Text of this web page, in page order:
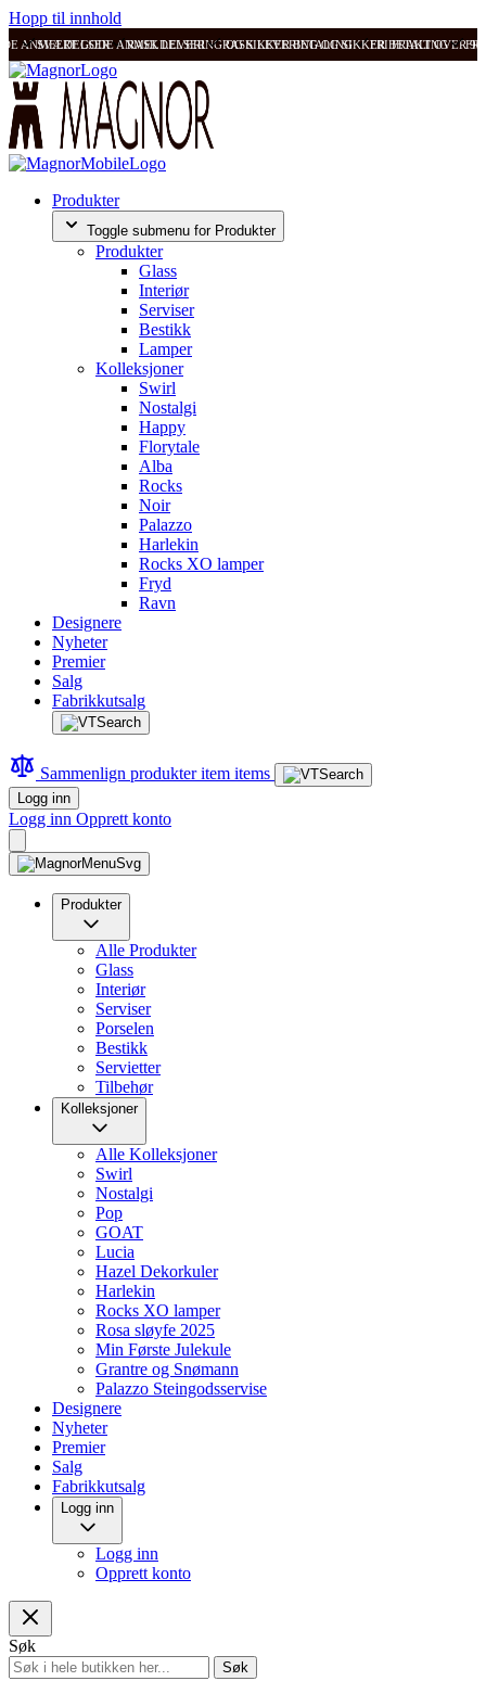
Hopp til innhold
ANMELDELSER RASK LEVERING OG SIKKER BETALING FRI FRAKT OVER
SVÆRT GODE ANMELDELSER RASK LEVERING OG SIKKER BETALING
Produkter
Toggle submenu for Produkter
Produkter
Glass
Interiør
Serviser
Bestikk
Lamper
Kolleksjoner
Swirl
Nostalgi
Happy
Florytale
Alba
Rocks
Noir
Palazzo
Harlekin
Rocks XO lamper
Fryd
Ravn
Designere
Nyheter
Premier
Salg
Fabrikkutsalg
Sammenlign produkteritem items
Logg inn
Logg inn Opprett konto
Produkter
Alle Produkter
Glass
Interiør
Serviser
Porselen
Bestikk
Servietter
Tilbehør
Kolleksjoner
Alle Kolleksjoner
Swirl
Nostalgi
Pop
GOAT
Lucia
Hazel Dekorkuler
Harlekin
Rocks XO lamper
Rosa sløyfe 2025
Min Første Julekule
Grantre og Snømann
Palazzo Steingodsservise
Designere
Nyheter
Premier
Salg
Fabrikkutsalg
Logg inn
Logg inn
Opprett konto
Søk
Søk